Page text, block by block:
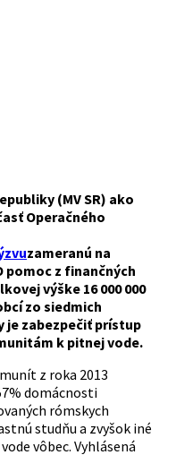
(MV SR) ako
Operačného
zameranú na
pomoc z finančných
výške 16 000 000
zo siedmich
je zabezpečiť prístup
k pitnej vode.
z roka 2013
domácnosti
rómskych
studňu a zvyšok iné
vôbec. Vyhlásená